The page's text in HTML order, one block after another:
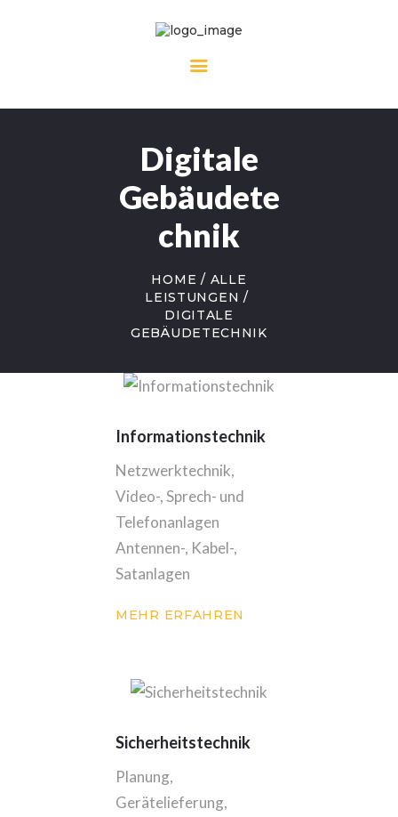
Digitale
Gebäudete
chnik
HOME
ALLE
LEISTUNGEN
DIGITALE
GEBÄUDETECHNIK
Informationstechnik
Netzwerktechnik,
Video-, Sprech- und
Telefonanlagen
Antennen-, Kabel-,
Satanlagen
MEHR ERFAHREN
Sicherheitstechnik
Planung,
Gerätelieferung,